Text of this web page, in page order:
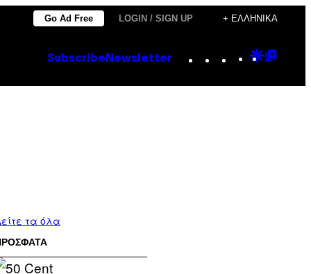
Go Ad Free LOGIN / SIGN UP + ΕΛΛΗΝΙΚΆ
Subscribe Newsletter Instagram
TikTok
YouTube
Google
τα όλα